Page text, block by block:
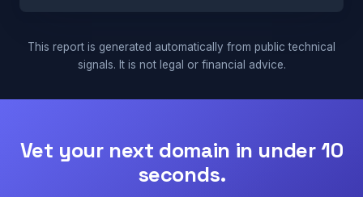
This report is generated automatically from public technical
signals. It is not legal or financial advice.
Vet your next domain in under 10
seconds.